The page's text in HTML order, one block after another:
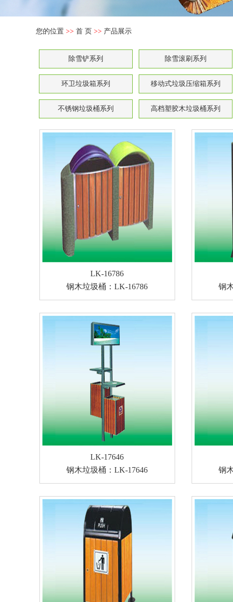
您的位置 >> 首 页 >> 产品展示
除雪铲系列 除雪滚刷系列
环卫垃圾箱系列 移动式垃圾压缩箱系列
不锈钢垃圾桶系列 高档塑胶木垃圾桶系列
LK-16786
钢木垃圾桶：LK-16786
钢
LK-17646
钢木垃圾桶：LK-17646
钢